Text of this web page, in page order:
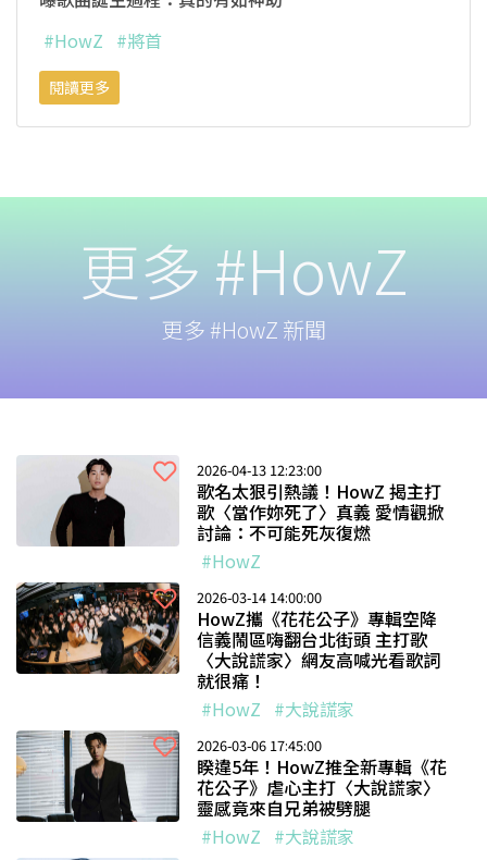
#HowZ #將首
閱讀更多
更多 #HowZ
更多 #HowZ 新聞
2026-04-13 12:23:00
歌名太狠引熱議！HowZ 揭主打
歌〈當作妳死了〉真義 愛情觀掀
討論：不可能死灰復燃
#HowZ
2026-03-14 14:00:00
HowZ攜《花花公子》專輯空降
信義鬧區嗨翻台北街頭 主打歌
〈大說謊家〉網友高喊光看歌詞
就很痛！
#HowZ #大說謊家
2026-03-06 17:45:00
睽違5年！HowZ推全新專輯《花
花公子》虐心主打〈大說謊家〉
靈感竟來自兄弟被劈腿
#HowZ #大說謊家